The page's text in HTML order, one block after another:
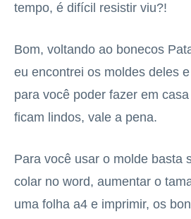
tempo, é difícil resistir viu?!
Bom, voltando ao bonecos
eu encontrei os moldes deles
para você poder fazer em
ficam lindos, vale a pena.
Para você usar o molde basta
colar no word, aumentar o
uma folha a4 e imprimir, os